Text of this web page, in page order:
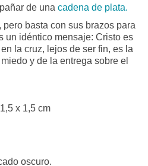
de una cadena de plata.
basta con sus brazos para
un idéntico mensaje: Cristo es
la cruz, lejos de ser fin, es la
y de la entrega sobre el
x 1,5 cm
oscuro.